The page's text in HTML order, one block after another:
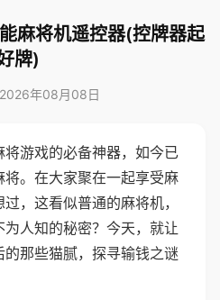
麻将机遥控器(控牌器起
牌)
年08月08日
游戏的必备神器，如今已
。在大家聚在一起享受麻
，这看似普通的麻将机，
人知的秘密？今天，就让
那些猫腻，探寻输钱之谜